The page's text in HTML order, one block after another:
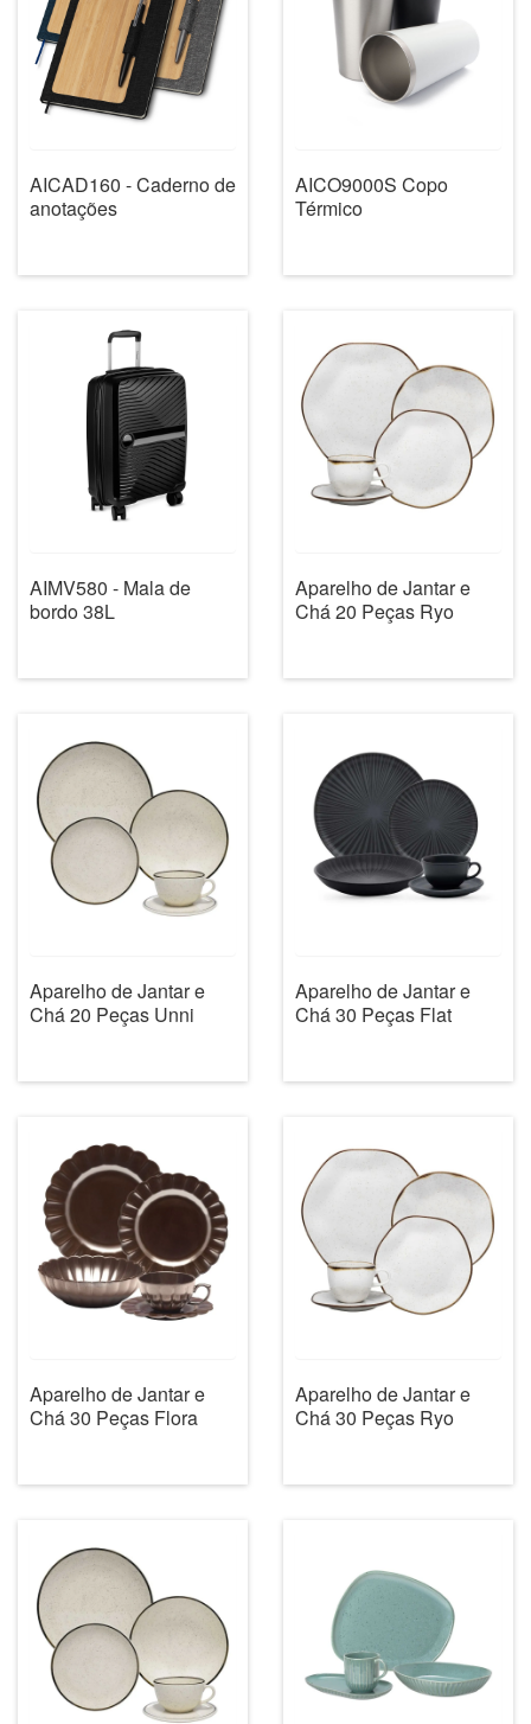
AICAD160 - Caderno de
anotações
AICO9000S Copo
Térmico
AIMV580 - Mala de
bordo 38L
Aparelho de Jantar e
Chá 20 Peças Ryo
Aparelho de Jantar e
Chá 20 Peças Unni
Aparelho de Jantar e
Chá 30 Peças Flat
Aparelho de Jantar e
Chá 30 Peças Flora
Aparelho de Jantar e
Chá 30 Peças Ryo